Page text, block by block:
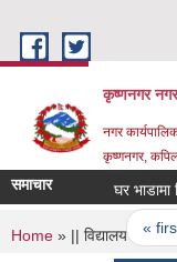
कृष्णनगर
नगर
कृष्णनगर,
समाचार घर भाडामा
« first
You are
Home » || विद्यालय लेखा